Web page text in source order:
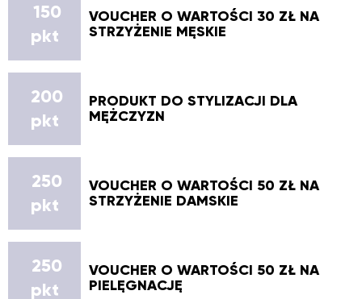
150
pkt
VOUCHER O WARTOŚCI 30 ZŁ NA
STRZYŻENIE MĘSKIE
200
pkt
PRODUKT DO STYLIZACJI DLA
MĘŻCZYZN
250
pkt
VOUCHER O WARTOŚCI 50 ZŁ NA
STRZYŻENIE DAMSKIE
250
pkt
VOUCHER O WARTOŚCI 50 ZŁ NA
PIELĘGNACJĘ